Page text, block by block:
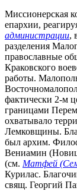
Миссионерская
епархии,
администрации,
разделения
православные
Краковского
работы.
фактически 2-м
границами
охватывало
Лемковщины.
был архим.
Вениамин
(см. Матфей
Курилас.
свящ. Георгий